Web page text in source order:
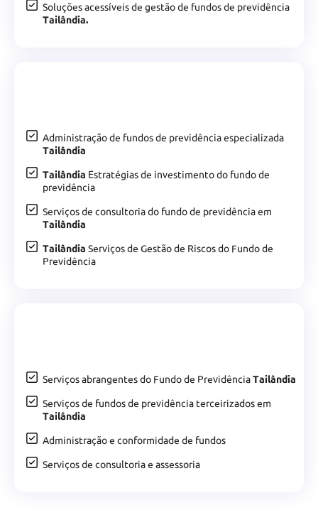
Soluções acessíveis de gestão de fundos de previdência
Tailândia.
Administração de fundos de previdência especializada
Tailândia
Tailândia Estratégias de investimento do fundo de
previdência
Serviços de consultoria do fundo de previdência em
Tailândia
Tailândia Serviços de Gestão de Riscos do Fundo de
Previdência
Serviços abrangentes do Fundo de PrevidênciaTailândia
Serviços de fundos de previdência terceirizados em
Tailândia
Administração e conformidade de fundos
Serviços de consultoria e assessoria